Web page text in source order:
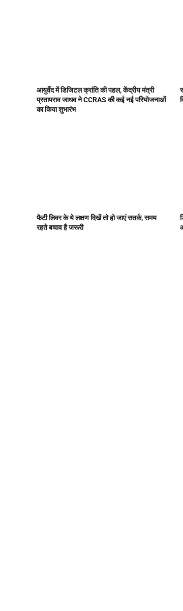
आयुर्वेद में डिजिटल क्रांति की पहल, केंद्रीय मंत्री
प्रतापराव जाधव ने CCRAS की कई नई परियोजनाओं
का किया शुभारंभ
फैटी लिवर के ये लक्षण दिखें तो हो जाएं सतर्क, समय
रहते बचाव है जरूरी